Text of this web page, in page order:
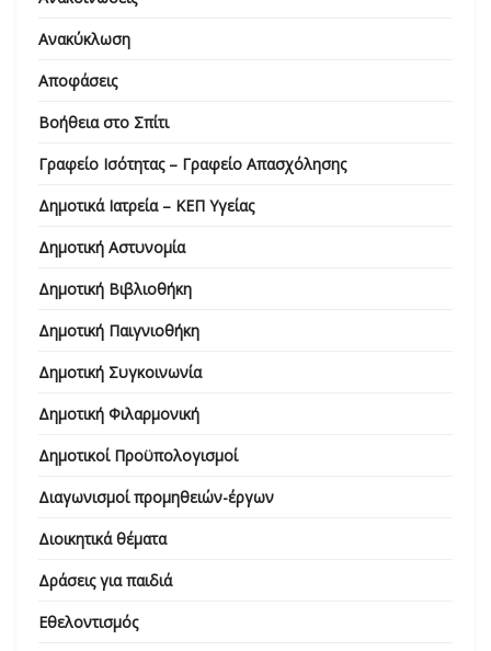
Ανακύκλωση
Αποφάσεις
Βοήθεια στο Σπίτι
Γραφείο Ισότητας – Γραφείο Απασχόλησης
Δημοτικά Ιατρεία – ΚΕΠ Υγείας
Δημοτική Αστυνομία
Δημοτική Βιβλιοθήκη
Δημοτική Παιγνιοθήκη
Δημοτική Συγκοινωνία
Δημοτική Φιλαρμονική
Δημοτικοί Προϋπολογισμοί
Διαγωνισμοί προμηθειών-έργων
Διοικητικά θέματα
Δράσεις για παιδιά
Εθελοντισμός